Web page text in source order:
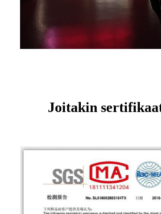
Joitakin